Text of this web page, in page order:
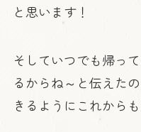
と思います！
そしていつでも帰っ
るからね～と伝えた
きるようにこれから